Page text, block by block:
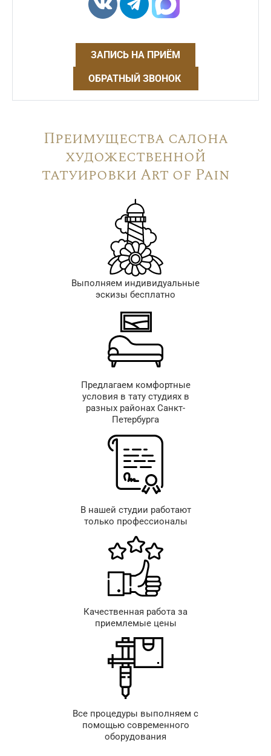
ЗАПИСЬ НА ПРИЁМ
ОБРАТНЫЙ ЗВОНОК
Преимущества салона
художественной
татуировки Art of Pain
Выполняем индивидуальные
эскизы бесплатно
Предлагаем комфортные
условия в тату студиях в
разных районах Санкт-
Петербурга
В нашей студии работают
только профессионалы
Качественная работа за
приемлемые цены
Все процедуры выполняем с
помощью современного
оборудования